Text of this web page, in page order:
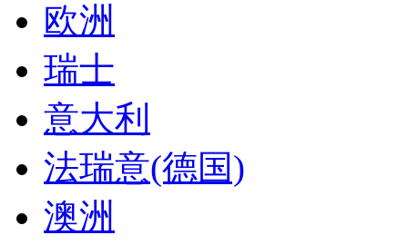
欧洲
瑞士
意大利
法瑞意(德国)
澳洲